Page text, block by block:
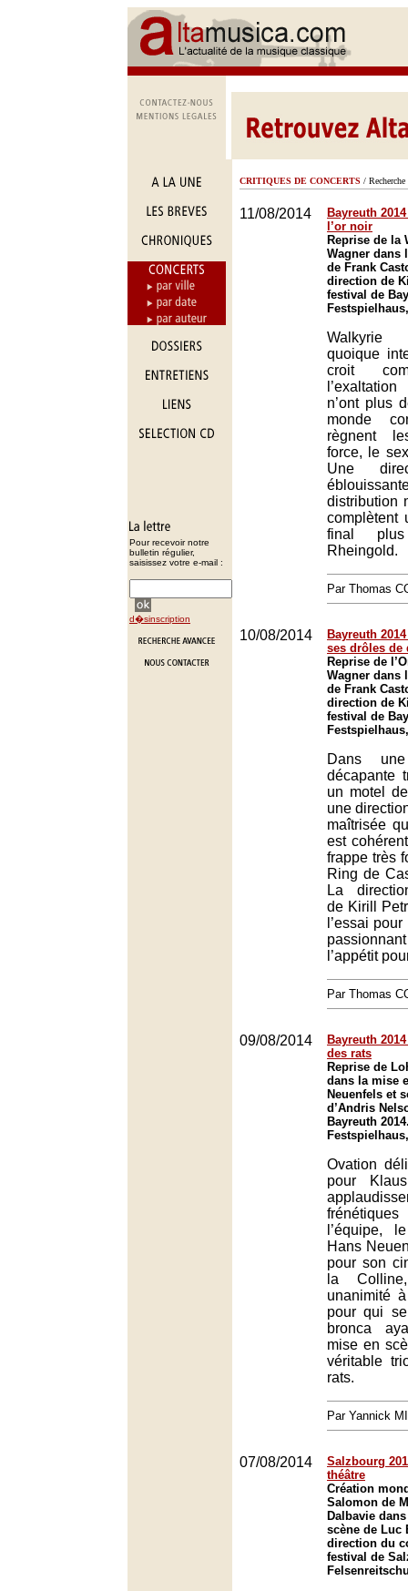
Pour recevoir notre
bulletin régulier,
saisissez votre e-mail :
d�sinscription
CRITIQUES DE CONCERTS / Recherche
11/08/2014
Bayreuth
l’or noir
Reprise de la
Wagner dans
de Frank
direction de
festival de
Walkyrie
quoique
croit
n’ont plus
monde
règnent
force, le
Une
distribution
complètent
final
Rheingold.
Par Thomas
10/08/2014
Bayreuth
ses drôles de
Reprise de
Wagner dans
de Frank
direction de
festival de
Dans une
décapante
un motel
une
maîtrisée
est
frappe très
Ring de
La
de Kirill
l’essai
l’appétit
Par Thomas
09/08/2014
Bayreuth
des rats
Reprise de
dans la mise
Neuenfels et
d’Andris
Bayreuth
Ovation
pour
l’équipe,
Hans
pour son
la
unanimité
pour qui
bronca
mise en
véritable
rats.
Par Yannick
07/08/2014
Salzbourg
théâtre
Création
Salomon de
Dalbavie
scène de Luc
direction du
festival de